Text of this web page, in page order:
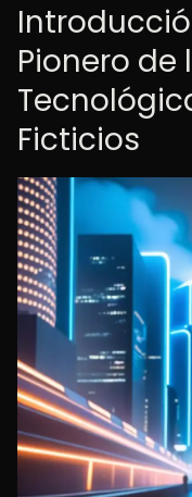
Pionero
Ficticios